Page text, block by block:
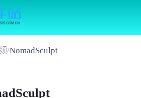
/NomadSculpt